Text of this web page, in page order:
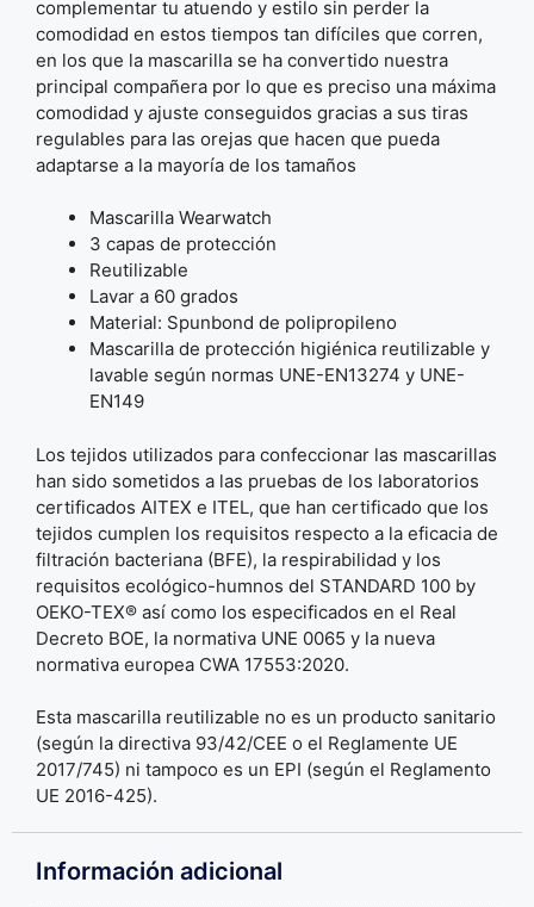
complementar tu atuendo y estilo sin perder la
comodidad en estos tiempos tan difíciles que corren,
en los que la mascarilla se ha convertido nuestra
principal compañera por lo que es preciso una máxima
comodidad y ajuste conseguidos gracias a sus tiras
regulables para las orejas que hacen que pueda
adaptarse a la mayoría de los tamaños
Mascarilla Wearwatch
3 capas de protección
Reutilizable
Lavar a 60 grados
Material: Spunbond de polipropileno
Mascarilla de protección higiénica reutilizable y
lavable según normas UNE-EN13274 y UNE-
EN149
Los tejidos utilizados para confeccionar las mascarillas
han sido sometidos a las pruebas de los laboratorios
certificados AITEX e ITEL, que han certificado que los
tejidos cumplen los requisitos respecto a la eficacia de
filtración bacteriana (BFE), la respirabilidad y los
requisitos ecológico-humnos del STANDARD 100 by
OEKO-TEX® así como los especificados en el Real
Decreto BOE, la normativa UNE 0065 y la nueva
normativa europea CWA 17553:2020.
Esta mascarilla reutilizable no es un producto sanitario
(según la directiva 93/42/CEE o el Reglamente UE
2017/745) ni tampoco es un EPI (según el Reglamento
UE 2016-425).
Información adicional